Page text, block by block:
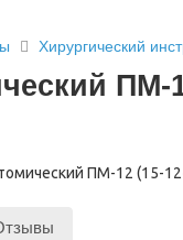
Хирургический
ПМ-